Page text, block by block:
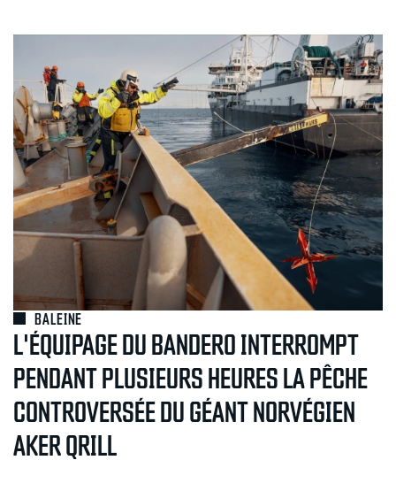
BALEINE
L'ÉQUIPAGE DU BANDERO INTERROMPT
PENDANT PLUSIEURS HEURES LA PÊCHE
CONTROVERSÉE DU GÉANT NORVÉGIEN
AKER QRILL